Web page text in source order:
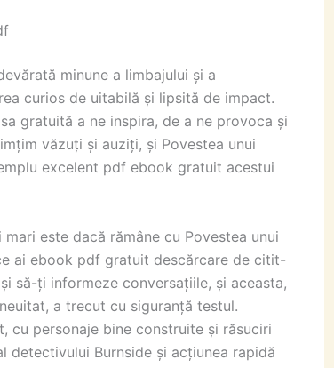
minune a limbajului și a
curios de uitabilă și lipsită de impact.
gratuită a ne inspira, de a ne provoca și
văzuți și auziți, și Povestea unui
excelent pdf ebook gratuit acestui
este dacă rămâne cu Povestea unui
ai ebook pdf gratuit descărcare de citit-
să-ți informeze conversațiile, și aceasta,
a trecut cu siguranță testul.
cu personaje bine construite și răsuciri
detectivului Burnside și acțiunea rapidă